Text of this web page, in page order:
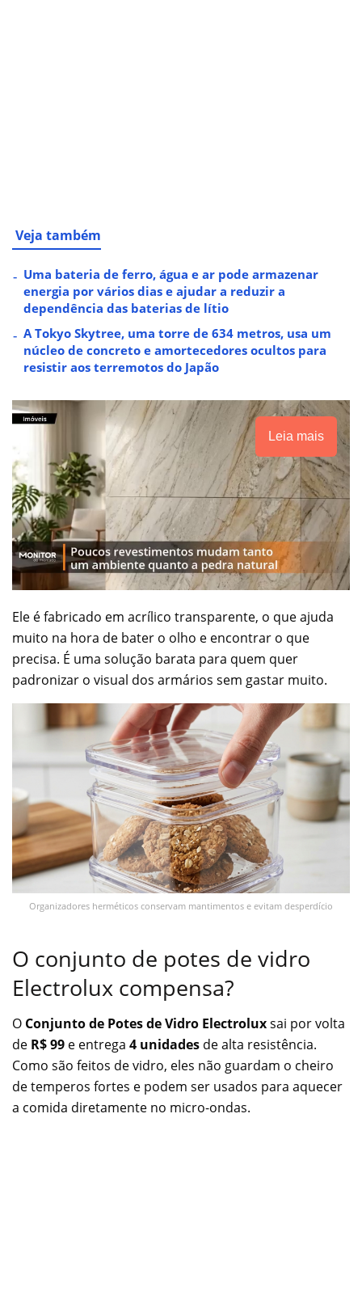
Veja também
Uma bateria de ferro, água e ar pode armazenar
energia por vários dias e ajudar a reduzir a
dependência das baterias de lítio
A Tokyo Skytree, uma torre de 634 metros, usa um
núcleo de concreto e amortecedores ocultos para
resistir aos terremotos do Japão
Leia mais
Ele é fabricado em acrílico transparente, o que ajuda
muito na hora de bater o olho e encontrar o que
precisa. É uma solução barata para quem quer
padronizar o visual dos armários sem gastar muito.
Organizadores herméticos conservam mantimentos e evitam desperdício
O conjunto de potes de vidro
Electrolux compensa?
O Conjunto de Potes de Vidro Electroluxsai por volta
de R$ 99 e entrega 4 unidades de alta resistência.
Como são feitos de vidro, eles não guardam o cheiro
de temperos fortes e podem ser usados para aquecer
a comida diretamente no micro-ondas.